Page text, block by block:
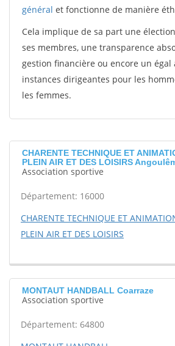
général et fonctionne de manière
Cela implique de sa part une
ses membres, une transparence
gestion financière ou encore un égal
instances dirigeantes pour les
les femmes.
CHARENTE TECHNIQUE ET
PLEIN AIR ET DES LOISIRS
Association sportive
Département: 16000
CHARENTE TECHNIQUE ET
PLEIN AIR ET DES LOISIRS
MONTAUT HANDBALL Coarraze
Association sportive
Département: 64800